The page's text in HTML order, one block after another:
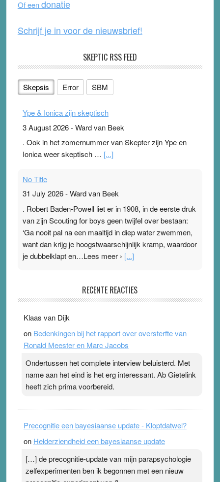
k
Of eendonatie
Schrijf je in voor de nieuwsbrief!
SKEPTIC RSS FEED
Skepsis Error SBM
Ype & Ionica zijn skeptisch
3 August 2026-Ward van Beek
. Ook in het zomernummer van Skepter zijn Ype en
Ionica weer skeptisch … [...]
No Title
31 July 2026-Ward van Beek
. Robert Baden-Powell liet er in 1908, in de eerste druk
van zijn Scouting for boys geen twijfel over bestaan:
‘Ga nooit pal na een maaltijd in diep water zwemmen,
want dan krijg je hoogstwaarschijnlijk kramp, waardoor
je dubbelklapt en…Lees meer › [...]
Ward van Beek
topsporters. Ze hopen ermee hun hartslag te verlagen
terwijl ze meer zuurstof opnemen. Daarop heeft zo’n
pleister geen effect. Maar het gevoel ‘makkelijker te
Pleisterplakkers in de topspsort ›[...]
RECENTE REACTIES
Klaas van Dijk
on Bedenkingen bij het rapport over oversterfte van
Ronald Meester en Marc Jacobs
Ondertussen het complete interview beluisterd. Met
name aan het eind is het erg interessant. Ab Gietelink
heeft zich prima voorbereid.
Precognitie een bayesiaanse update - Kloptdatwel?
on Helderziendheid een bayesiaanse update
[…] de precognitie-update van mijn parapsychologie
zelfexperimenten ben ik begonnen met een nieuw